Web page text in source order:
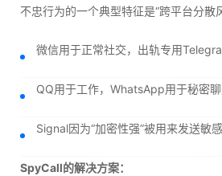
不忠行为的一个典型特征是“跨平台分散
微信用于正常社交，出轨专用
QQ用于工作，WhatsApp用于秘密
Signal因为“加密性强”被用来发送敏
SpyCall的解决方案：